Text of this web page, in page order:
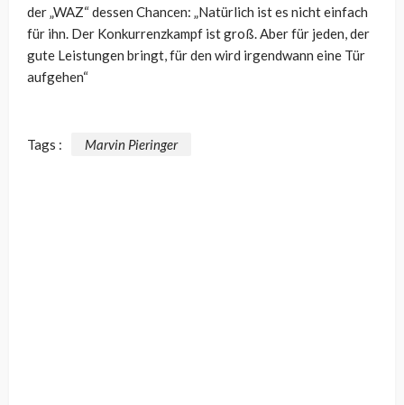
der „WAZ“ dessen Chancen: „Natürlich ist es nicht einfach
für ihn. Der Konkurrenzkampf ist groß. Aber für jeden, der
gute Leistungen bringt, für den wird irgendwann eine Tür
aufgehen“
Tags : Marvin Pieringer